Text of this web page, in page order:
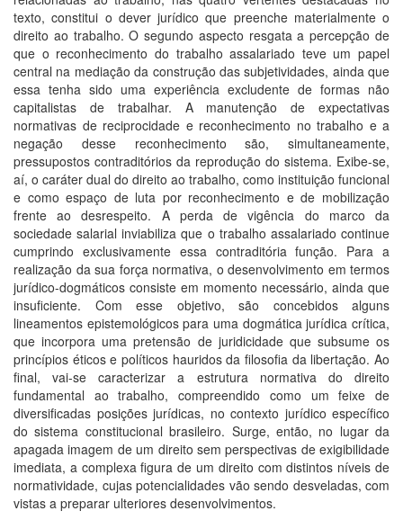
texto, constitui o dever jurídico que preenche materialmente o
direito ao trabalho. O segundo aspecto resgata a percepção de
que o reconhecimento do trabalho assalariado teve um papel
central na mediação da construção das subjetividades, ainda que
essa tenha sido uma experiência excludente de formas não
capitalistas de trabalhar. A manutenção de expectativas
normativas de reciprocidade e reconhecimento no trabalho e a
negação desse reconhecimento são, simultaneamente,
pressupostos contraditórios da reprodução do sistema. Exibe-se,
aí, o caráter dual do direito ao trabalho, como instituição funcional
e como espaço de luta por reconhecimento e de mobilização
frente ao desrespeito. A perda de vigência do marco da
sociedade salarial inviabiliza que o trabalho assalariado continue
cumprindo exclusivamente essa contraditória função. Para a
realização da sua força normativa, o desenvolvimento em termos
jurídico-dogmáticos consiste em momento necessário, ainda que
insuficiente. Com esse objetivo, são concebidos alguns
lineamentos epistemológicos para uma dogmática jurídica crítica,
que incorpora uma pretensão de juridicidade que subsume os
princípios éticos e políticos hauridos da filosofia da libertação. Ao
final, vai-se caracterizar a estrutura normativa do direito
fundamental ao trabalho, compreendido como um feixe de
diversificadas posições jurídicas, no contexto jurídico específico
do sistema constitucional brasileiro. Surge, então, no lugar da
apagada imagem de um direito sem perspectivas de exigibilidade
imediata, a complexa figura de um direito com distintos níveis de
normatividade, cujas potencialidades vão sendo desveladas, com
vistas a preparar ulteriores desenvolvimentos.